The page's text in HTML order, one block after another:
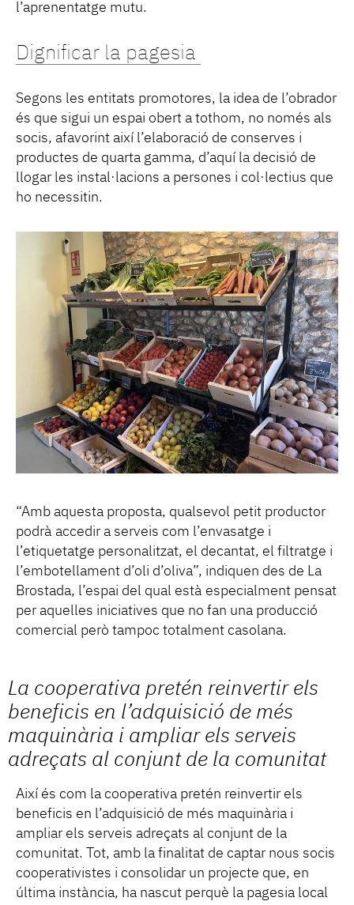
l’aprenentatge mutu.
Dignificar la pagesia
Segons les entitats promotores, la idea de l’obrador
és que sigui un espai obert a tothom, no només als
socis, afavorint així l’elaboració de conserves i
productes de quarta gamma, d’aquí la decisió de
llogar les instal·lacions a persones i col·lectius que
ho necessitin.
“Amb aquesta proposta, qualsevol petit productor
podrà accedir a serveis com l’envasatge i
l’etiquetatge personalitzat, el decantat, el filtratge i
l’embotellament d’oli d’oliva”, indiquen des de La
Brostada, l’espai del qual està especialment pensat
per aquelles iniciatives que no fan una producció
comercial però tampoc totalment casolana.
La cooperativa pretén reinvertir els
beneficis en l’adquisició de més
maquinària i ampliar els serveis
adreçats al conjunt de la comunitat
Així és com la cooperativa pretén reinvertir els
beneficis en l’adquisició de més maquinària i
ampliar els serveis adreçats al conjunt de la
comunitat. Tot, amb la finalitat de captar nous socis
cooperativistes i consolidar un projecte que, en
última instància, ha nascut perquè la pagesia local